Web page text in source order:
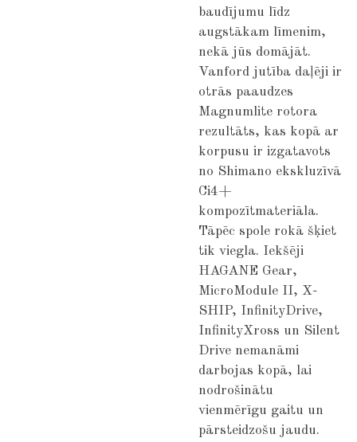
baudījumu līdz
augstākam līmenim,
nekā jūs domājāt.
Vanford jutība daļēji ir
otrās paaudzes
Magnumlite rotora
rezultāts, kas kopā ar
korpusu ir izgatavots
no Shimano ekskluzīvā
Ci4+
kompozītmateriāla.
Tāpēc spole rokā šķiet
tik viegla. Iekšēji
HAGANE Gear,
MicroModule II, X-
SHIP, InfinityDrive,
InfinityXross un Silent
Drive nemanāmi
darbojas kopā, lai
nodrošinātu
vienmērīgu gaitu un
pārsteidzošu jaudu.